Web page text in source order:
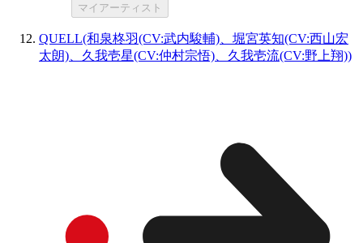
マイアーティスト
QUELL(和泉柊羽(CV:武内駿輔)、堀宮英知(CV:西山宏
太朗)、久我壱星(CV:仲村宗悟)、久我壱流(CV:野上翔))